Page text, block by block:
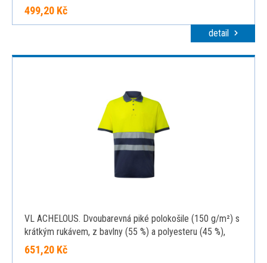
499,20 Kč
detail
VL ACHELOUS. Dvoubarevná piké polokošile (150 g/m²) s
krátkým rukávem, z bavlny (55 %) a polyesteru (45 %),
modrá, 2XL
651,20 Kč